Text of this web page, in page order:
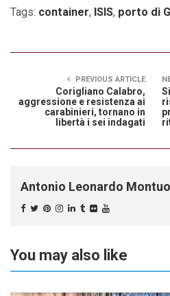
Tags: container, ISIS, porto di
PREVIOUS ARTICLE
Corigliano Calabro,
aggressione e resistenza ai
carabinieri, tornano in
libertà i sei indagati
Antonio Leonardo
You may also like